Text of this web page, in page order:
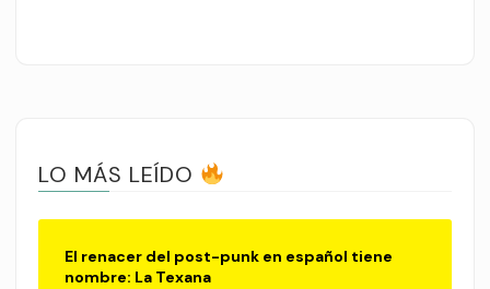
LO MÁS LEÍDO
El renacer del post-punk en español tiene
nombre: La Texana